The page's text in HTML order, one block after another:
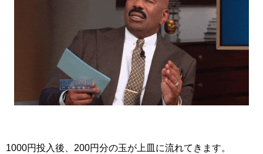
1000円投入後、200円分の玉が上皿に流れてきます。